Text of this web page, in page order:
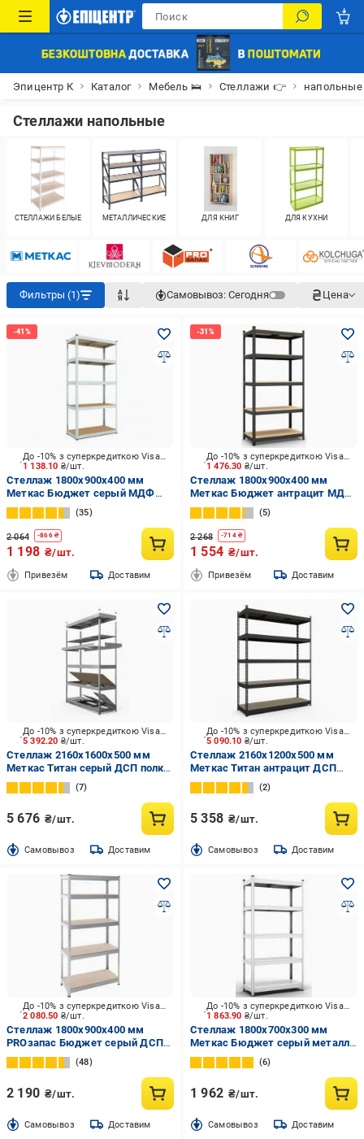
Эпицентр К Каталог Мебель 🛌 Стеллажи 👉 напольные
Стеллажи напольные
СТЕЛЛАЖИ БЕЛЫЕ МЕТАЛЛИЧЕСКИЕ ДЛЯ КНИГ ДЛЯ КУХНИ
Фильтры (1) Самовывоз: Сегодня Цена
1 138.10 ₴/шт.
До -10% з суперкредиткою Visa Вигода
Стеллаж 1800x900x400 мм
Меткас Бюджет серый МДФ
полки 5 шт. цинкованный
35
2 064 -866₴
1 198 ₴/шт.
Привезём Доставим
1 476.30 ₴/шт.
До -10% з суперкредиткою Visa Вигода
Стеллаж 1800x900x400 мм
Меткас Бюджет антрацит МДФ
полки 5 шт. крашенный
5
2 268 -714₴
1 554 ₴/шт.
Привезём Доставим
5 392.20 ₴/шт.
До -10% з суперкредиткою Visa Вигода
Стеллаж 2160x1600x500 мм
Меткас Титан серый ДСП полки
5 шт. цинкованный
7
5 676 ₴/шт.
Cамовывоз Доставим
5 090.10 ₴/шт.
До -10% з суперкредиткою Visa Вигода
Стеллаж 2160x1200x500 мм
Меткас Титан антрацит ДСП
полки 5 шт. крашенный
2
5 358 ₴/шт.
Cамовывоз Доставим
2 080.50 ₴/шт.
До -10% з суперкредиткою Visa Вигода
Стеллаж 1800x900x400 мм
PROзапас Бюджет серый ДСП
полки 5 шт. цинкованный
48
2 190 ₴/шт.
Cамовывоз Доставим
1 863.90 ₴/шт.
До -10% з суперкредиткою Visa Вигода
Стеллаж 1800x700x300 мм
Меткас Бюджет серый металл
полки 5 шт. цинкованный
6
1 962 ₴/шт.
Cамовывоз Доставим